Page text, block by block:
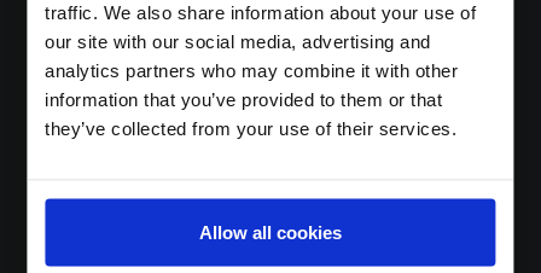
traffic. We also share information about your use of
our site with our social media, advertising and
analytics partners who may combine it with other
information that you’ve provided to them or that
they’ve collected from your use of their services.
Allow all cookies
Solutions
Sustainable DNA
Sur Boost